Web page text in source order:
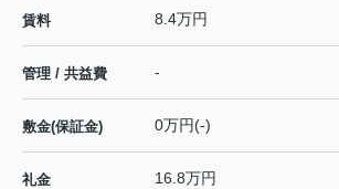
賃料 8.4万円
管理 / 共益費 -
敷金(保証金) 0万円(-)
礼金 16.8万円